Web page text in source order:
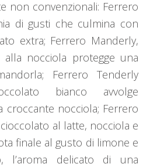
non convenzionali: Ferrero
di gusti che culmina con
extra; Ferrero Manderly,
nocciola protegge una
Ferrero Tenderly
bianco avvolge
croccante nocciola; Ferrero
al latte, nocciola e
finale al gusto di limone e
l’aroma delicato di una